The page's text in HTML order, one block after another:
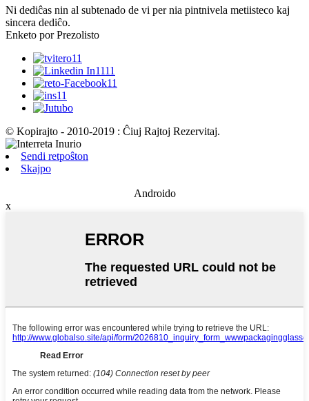
Ni dediĉas nin al subtenado de vi per nia pintnivela metiisteco kaj
sincera dediĉo.
Enketo por Prezolisto
© Kopirajto - 2010-2019 : Ĉiuj Rajtoj Rezervitaj.
Sendi retpoŝton
Skajpo
Androido
x